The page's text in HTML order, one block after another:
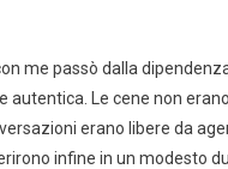
me passò dalla
autentica. Le cene non
erano libere da
infine in un modesto